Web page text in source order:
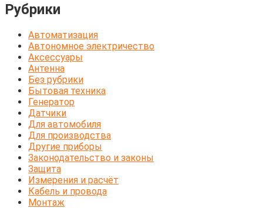
Рубрики
Автоматизация
Автономное электричество
Аксессуары
Антенна
Без рубрики
Бытовая техника
Генератор
Датчики
Для автомобиля
Для производства
Другие приборы
Законодательство и законы
Защита
Измерения и расчёт
Кабель и провода
Монтаж